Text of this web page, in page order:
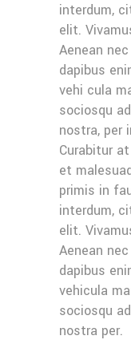
interdum,
elit.
Aenean
dapibus
vehi cula
sociosqu
nostra, per
Curabitur
et
primis in
interdum,
elit.
Aenean
dapibus
vehicula
sociosqu
nostra per.